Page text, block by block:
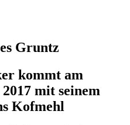
Gruntz
kommt am
mit seinem
Kofmehl